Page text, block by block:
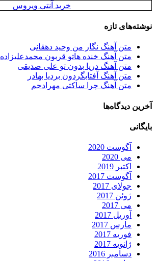
خرید آنتی ویروس
نوشته‌های تازه
متن آهنگ نگار من وحید دهقانی
متن آهنگ خنده هاتو قربون محمدعلیزاده
متن آهنگ دریا بدون تو علی صدیقی
متن آهنگ آفتابگردون بردیا بهادر
متن آهنگ چرا ساکتی مهرادجم
آخرین دیدگاه‌ها
بایگانی
آگوست 2020
می 2020
اکتبر 2019
آگوست 2017
جولای 2017
ژوئن 2017
می 2017
آوریل 2017
مارس 2017
فوریه 2017
ژانویه 2017
دسامبر 2016